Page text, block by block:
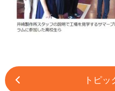
トピッ